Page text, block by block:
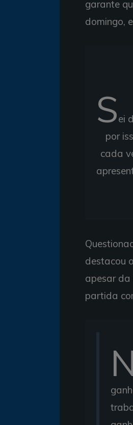
garante
domingo,
Sei
por
cada
destacou
apesar
partida